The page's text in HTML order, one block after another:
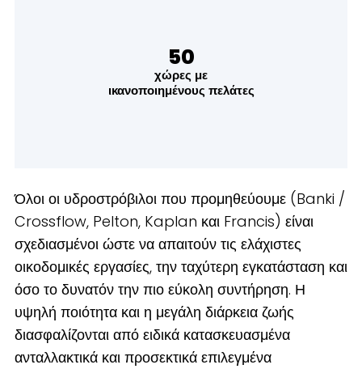
50
χώρες με
ικανοποιημένους πελάτες
Όλοι οι υδροστρόβιλοι που προμηθεύουμε (Banki /
Crossflow, Pelton, Kaplan και Francis) είναι
σχεδιασμένοι ώστε να απαιτούν τις ελάχιστες
οικοδομικές εργασίες, την ταχύτερη εγκατάσταση και
όσο το δυνατόν την πιο εύκολη συντήρηση. Η
υψηλή ποιότητα και η μεγάλη διάρκεια ζωής
διασφαλίζονται από ειδικά κατασκευασμένα
ανταλλακτικά και προσεκτικά επιλεγμένα